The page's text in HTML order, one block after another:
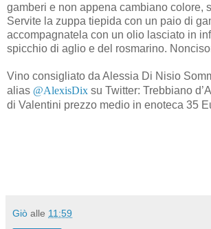
gamberi e non appena cambiano colore,
Servite la zuppa tiepida con un paio di
accompagnatela con un olio lasciato in
spicchio di aglio e del rosmarino.
Vino consigliato da Alessia Di Nisio
alias @AlexisDix su Twitter: Trebbiano
di Valentini prezzo medio in enoteca 35
Giò alle 11:59